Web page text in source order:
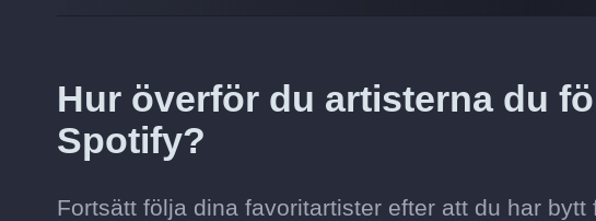
Hur överför du artisterna du
Spotify?
Fortsätt följa dina favoritartister efter att du har bytt